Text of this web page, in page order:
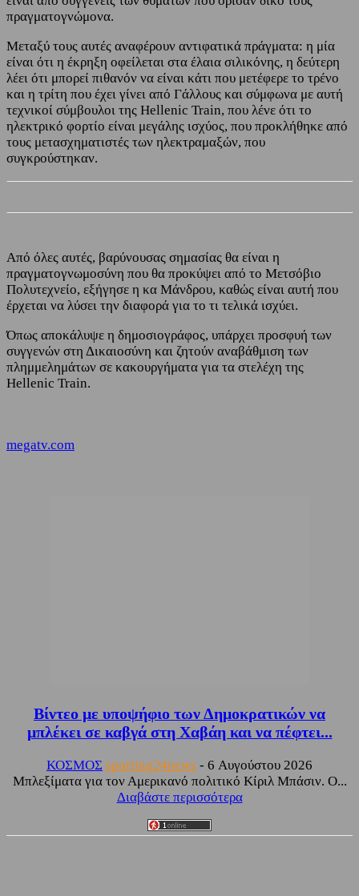
πραγματογνώμονα.
Μεταξύ τους αυτές αναφέρουν αντιφατικά πράγματα: η μία
είναι ότι η έκρηξη οφείλεται στα έλαια σιλικόνης, η δεύτερη
λέει ότι μπορεί πιθανόν να είναι κάτι που μετέφερε το τρένο
και η τρίτη που έχει γίνει από Γάλλους και σύμφωνα με αυτή
τεχνικοί σύμβουλοι της Hellenic Train, που λένε ότι το
ηλεκτρικό φορτίο είναι μεγάλης ισχύος, που προκλήθηκε από
τους μετασχηματιστές των ηλεκτραμαξών, που
συγκρούστηκαν.
Από όλες αυτές, βαρύνουσας σημασίας θα είναι η
πραγματογνωμοσύνη που θα προκύψει από το Μετσόβιο
Πολυτεχνείο, εξήγησε η κα Μάνδρου, καθώς είναι αυτή που
έρχεται να λύσει την διαφορά για το τι τελικά ισχύει.
Όπως αποκάλυψε η δημοσιογράφος, υπάρχει προσφυή των
συγγενών στη Δικαιοσύνη και ζητούν αναβάθμιση των
πλημμελημάτων σε κακουργήματα για τα στελέχη της
Hellenic Train.
megatv.com
Βίντεο με υποψήφιο των Δημοκρατικών να
μπλέκει σε καβγά στη Χαβάη και να πέφτει...
ΚΟΣΜΟΣ sporting24news - 6 Αυγούστου 2026
Μπλεξίματα για τον Αμερικανό πολιτικό Κίριλ Μπάσιν. Ο...
Διαβάστε περισσότερα